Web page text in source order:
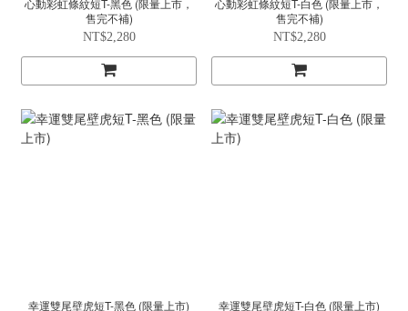
心動彩虹條紋短T-黑色 (限量上市，
售完不補)
NT$2,280
心動彩虹條紋短T-白色 (限量上市，
售完不補)
NT$2,280
幸運雙尾壁虎短T-黑色 (限量上市) 幸運雙尾壁虎短T-白色 (限量上市)